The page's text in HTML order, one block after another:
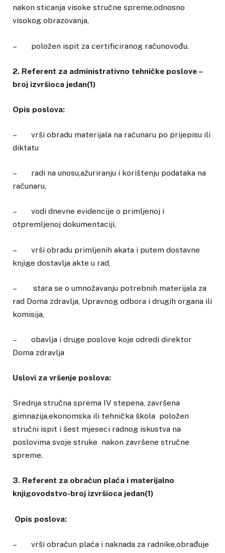
nakon sticanja visoke stručne spreme,odnosno
visokog obrazovanja,
– položen ispit za certificiranog računovođu.
2. Referent za administrativno tehničke poslove –
broj izvršioca jedan(1)
Opis poslova:
– vrši obradu materijala na računaru po prijepisu ili
diktatu
– radi na unosu,ažuriranju i korištenju podataka na
računaru,
– vodi dnevne evidencije o primljenoj i
otpremljenoj dokumentaciji,
– vrši obradu primljenih akata i putem dostavne
knjige dostavlja akte u rad,
– stara se o umnožavanju potrebnih materijala za
rad Doma zdravlja, Upravnog odbora i drugih organa ili
komisija,
– obavlja i druge poslove koje odredi direktor
Doma zdravlja
Uslovi za vršenje poslova:
Srednja stručna sprema IV stepena, završena
gimnazija,ekonomska ili tehnička škola položen
stručni ispit i šest mjeseci radnog iskustva na
poslovima svoje struke nakon završene stručne
spreme.
3. Referent za obračun plaća i materijalno
knjigovodstvo-broj izvršioca jedan(1)
Opis poslova:
– vrši obračun plaća i naknada za radnike,obrađuje